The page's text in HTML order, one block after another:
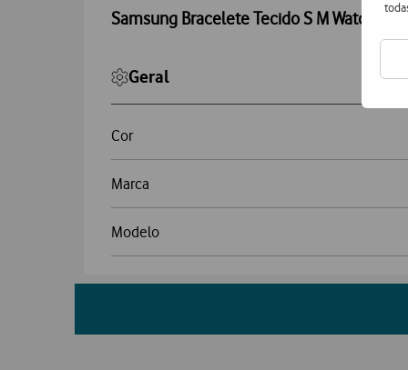
Samsung Bracelete Tecido S M Watch 8
Geral
Cor
Marca
Modelo